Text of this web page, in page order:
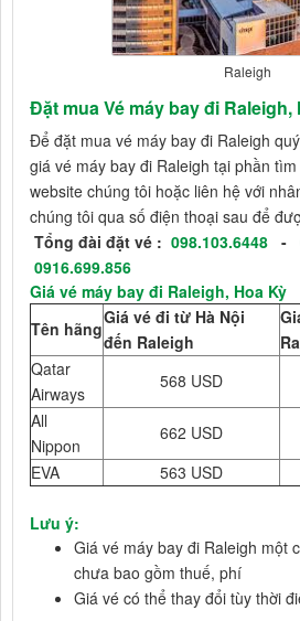
Raleigh
Đặt mua Vé máy bay đi Raleigh,
Để đặt mua vé máy bay đi Raleigh
giá vé máy bay đi Raleigh tại phần
website chúng tôi hoặc liên hệ với
chúng tôi qua số điện thoại sau để
Tổng đài đặt vé : 098.103.6448 -
0916.699.856
Giá vé máy bay đi Raleigh, Hoa Kỳ
Tên hãng
Giá vé đi từ Hà Nội
đến Raleigh
Qatar
Airways
568 USD
All
Nippon
662 USD
EVA
563 USD
Lưu ý:
Giá vé máy bay đi Raleigh một
chưa bao gồm thuế, phí
Giá vé có thể thay đổi tùy thời